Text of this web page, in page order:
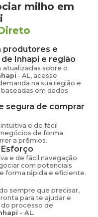
milho em
produtores e
de Inhapi e região
atualizadas sobre o
- AL, acesse
na sua região e
em dados
segura de comprar
e de fácil
de forma
a prêmios.
e de fácil navegação
com potenciais
forma rápida e eficiente.
sempre que precisar,
para te ajudar e
processo de
- AL.